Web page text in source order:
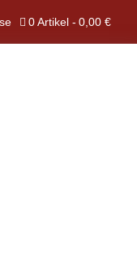
0 Artikel 0,00 €